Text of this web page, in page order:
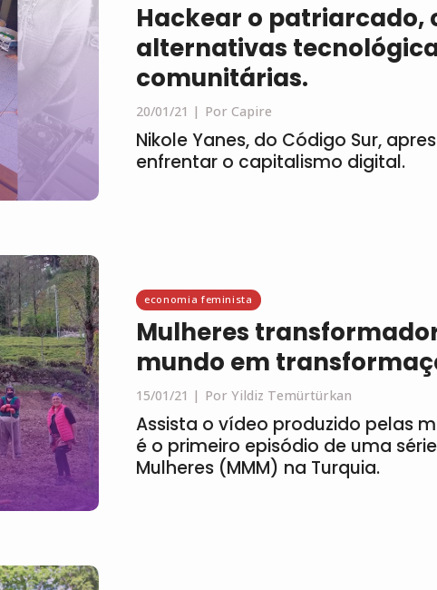
Hackear o patriarcado,
alternativas
comunitárias.
20/01/21 Por Capire
Nikole Yanes, do Código Sur,
enfrentar o capitalismo digital.
economia feminista
Mulheres
mundo em
15/01/21 Por Yildiz Temürtürkan
Assista o vídeo produzido pelas
é o primeiro episódio de uma
Mulheres (MMM) na Turquia.